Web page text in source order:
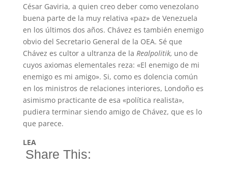
César Gaviria, a quien creo deber como venezolano
buena parte de la muy relativa «paz» de Venezuela
en los últimos dos años. Chávez es también enemigo
obvio del Secretario General de la OEA. Sé que
Chávez es cultor a ultranza de la Realpolitik, uno de
cuyos axiomas elementales reza: «El enemigo de mi
enemigo es mi amigo». Si, como es dolencia común
en los ministros de relaciones interiores, Londoño es
asimismo practicante de esa «política realista»,
pudiera terminar siendo amigo de Chávez, que es lo
que parece.
LEA
Share This: